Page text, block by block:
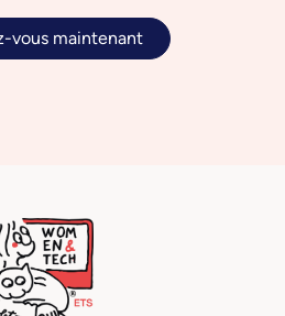
vous maintenant